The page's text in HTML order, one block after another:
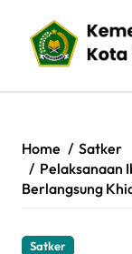
content
Home
Satker
Pelaksanaan
Berlangsung
Satker